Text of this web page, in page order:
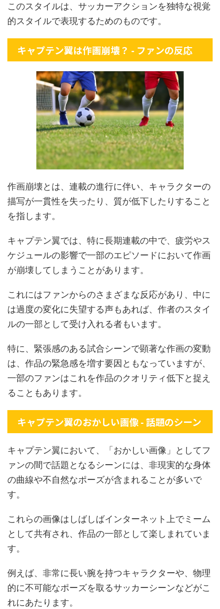
このスタイルは、サッカーアクションを独特な視覚
的スタイルで表現するためのものです。
キャプテン翼は作画崩壊？ - ファンの反応
作画崩壊とは、連載の進行に伴い、キャラクターの
描写が一貫性を失ったり、質が低下したりすること
を指します。
キャプテン翼では、特に長期連載の中で、疲労やス
ケジュールの影響で一部のエピソードにおいて作画
が崩壊してしまうことがあります。
これにはファンからのさまざまな反応があり、中に
は過度の変化に失望する声もあれば、作者のスタイ
ルの一部として受け入れる者もいます。
特に、緊張感のある試合シーンで顕著な作画の変動
は、作品の緊急感を増す要因ともなっていますが、
一部のファンはこれを作品のクオリティ低下と捉え
ることもあります。
キャプテン翼のおかしい画像 - 話題のシーン
キャプテン翼において、「おかしい画像」としてフ
ァンの間で話題となるシーンには、非現実的な身体
の曲線や不自然なポーズが含まれることが多いで
す。
これらの画像はしばしばインターネット上でミーム
として共有され、作品の一部として楽しまれていま
す。
例えば、非常に長い腕を持つキャラクターや、物理
的に不可能なポーズを取るサッカーシーンなどがこ
れにあたります。